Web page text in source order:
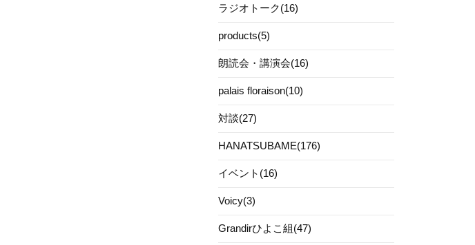
ラジオトーク(16)
products(5)
朗読会・講演会(16)
palais floraison(10)
対談(27)
HANATSUBAME(176)
イベント(16)
Voicy(3)
Grandirひよこ組(47)